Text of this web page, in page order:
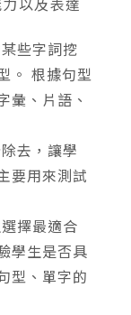
些字詞挖
。 根據句型
彙、片語、
去，讓學
要用來測試
擇最適合
學生是否具
型、單字的